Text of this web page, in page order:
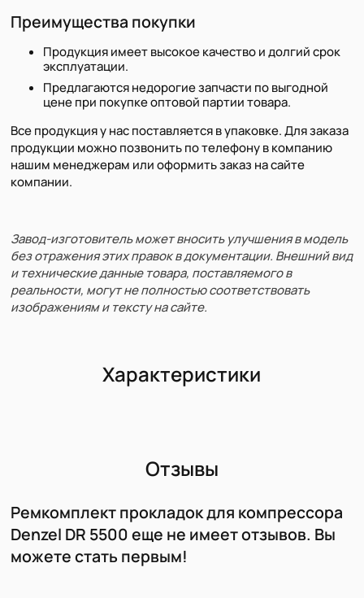
Преимущества покупки
Продукция имеет высокое качество и долгий срок
эксплуатации.
Предлагаются недорогие запчасти по выгодной
цене при покупке оптовой партии товара.
Все продукция у нас поставляется в упаковке. Для заказа
продукции можно позвонить по телефону в компанию
нашим менеджерам или оформить заказ на сайте
компании.
Завод-изготовитель может вносить улучшения в модель
без отражения этих правок в документации. Внешний вид
и технические данные товара, поставляемого в
реальности, могут не полностью соответствовать
изображениям и тексту на сайте.
Характеристики
Отзывы
Ремкомплект прокладок для компрессора
Denzel DR 5500 еще не имеет отзывов. Вы
можете стать первым!